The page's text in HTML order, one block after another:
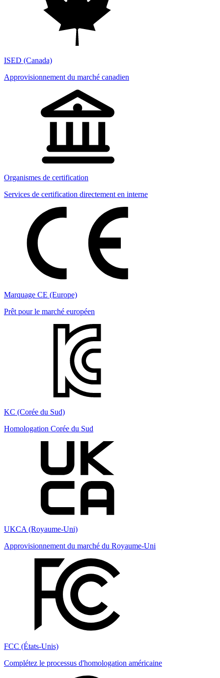
ISED (Canada)
Approvisionnement du marché canadien
Organismes de certification
Services de certification directement en interne
Marquage CE (Europe)
Prêt pour le marché européen
KC (Corée du Sud)
Homologation Corée du Sud
UKCA (Royaume-Uni)
Approvisionnement du marché du Royaume-Uni
FCC (États-Unis)
Complétez le processus d'homologation américaine